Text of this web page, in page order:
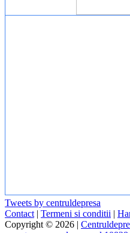
Tweets by centruldepresa
Contact | Termeni si conditii |
Copyright © 2026 |